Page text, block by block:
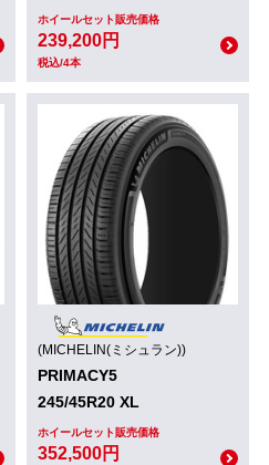
ホイールセット販売価格
239,200円
税込/4本
(MICHELIN(ミシュラン))
PRIMACY5
245/45R20 XL
ホイールセット販売価格
352,500円